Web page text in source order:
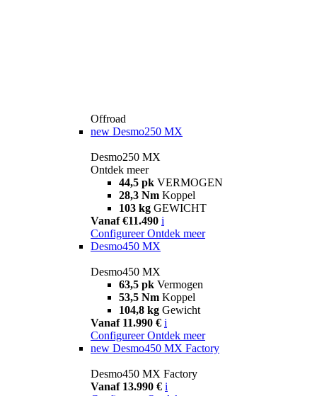
Offroad
new Desmo250 MX
Desmo250 MX
Ontdek meer
44,5 pk VERMOGEN
28,3 Nm Koppel
103 kg GEWICHT
Vanaf €11.490 i
Configureer Ontdek meer
Desmo450 MX
Desmo450 MX
63,5 pk Vermogen
53,5 Nm Koppel
104,8 kg Gewicht
Vanaf 11.990 € i
Configureer Ontdek meer
new Desmo450 MX Factory
Desmo450 MX Factory
Vanaf 13.990 € i